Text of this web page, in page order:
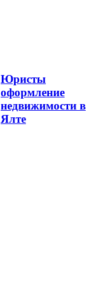
Юристы
оформление
недвижимости в
Ялте